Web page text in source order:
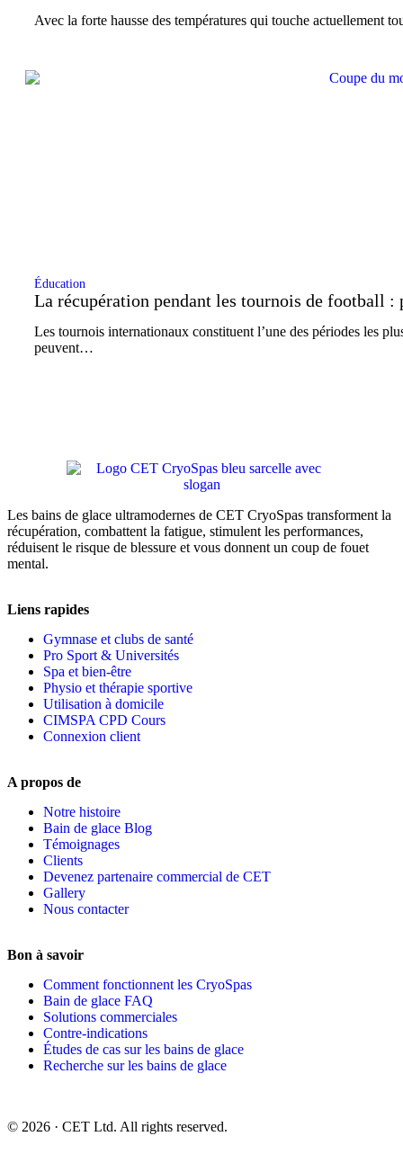
Avec la forte hausse des températures qui touche actuellement
Éducation
La récupération pendant les tournois de football
Les tournois internationaux constituent l’une des périodes les
peuvent…
Les bains de glace ultramodernes de CET CryoSpas transforment la
récupération, combattent la fatigue, stimulent les performances,
réduisent le risque de blessure et vous donnent un coup de fouet
mental.
Liens rapides
Gymnase et clubs de santé
Pro Sport & Universités
Spa et bien-être
Physio et thérapie sportive
Utilisation à domicile
CIMSPA CPD Cours
Connexion client
A propos de
Notre histoire
Bain de glace Blog
Témoignages
Clients
Devenez partenaire commercial de CET
Gallery
Nous contacter
Bon à savoir
Comment fonctionnent les CryoSpas
Bain de glace FAQ
Solutions commerciales
Contre-indications
Études de cas sur les bains de glace
Recherche sur les bains de glace
© 2026 · CET Ltd. All rights reserved.